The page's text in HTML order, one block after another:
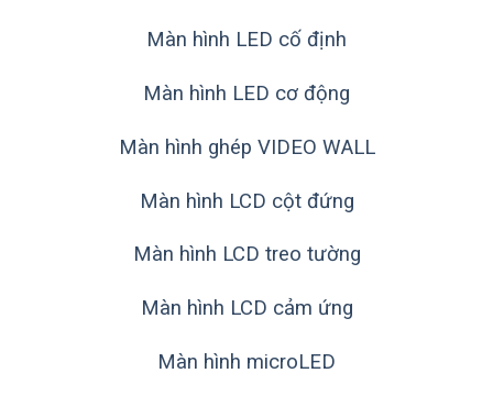
Màn hình LED cố định
Màn hình LED cơ động
Màn hình ghép VIDEO WALL
Màn hình LCD cột đứng
Màn hình LCD treo tường
Màn hình LCD cảm ứng
Màn hình microLED